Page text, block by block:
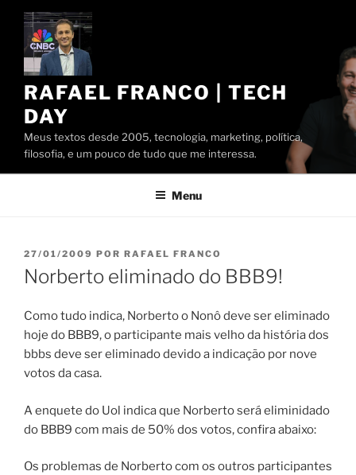
Pular
conteúdo
RAFAEL FRANCO | TECH
DAY
Meus textos desde 2005, tecnologia, marketing, política,
filosofia, e um pouco de tudo que me interessa.
Menu
PUBLICADO
EM
27/01/2009 POR RAFAEL FRANCO
Norberto eliminado do BBB9!
Como tudo indica, Norberto o Nonô deve ser eliminado
hoje do BBB9, o participante mais velho da história dos
bbbs deve ser eliminado devido a indicação por nove
votos da casa.
A enquete do Uol indica que Norberto será eliminidado
do BBB9 com mais de 50% dos votos, confira abaixo:
Os problemas de Norberto com os outros participantes